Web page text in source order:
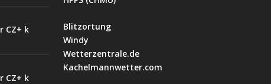
CZ+ k
CZ+ k
Blitzortung
Windy
Wetterzentrale.de
Kachelmannwetter.com